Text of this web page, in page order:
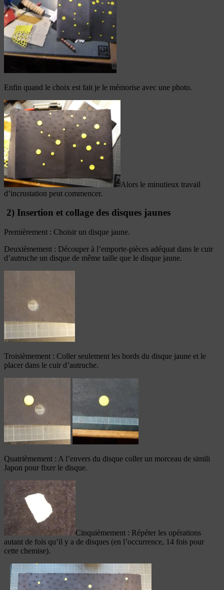
Enfin quand le choix est fait je le mémorise avec une photo.
Alors le minutieux travail
d’incrustation peut commencer.
2) Insertion et collage des disques jaunes
Premièrement : Choisir un disque jaune.
Deuxièmement : Découper à l’emporte-pièces adéquat dans le cuir
d’autruche un disque de même taille que le disque jaune.
Troisièmement : Coller seulement les bords du disque jaune et le
placer dans le cuir d’autruche.
Quatrièmement : A l’envers du disque coller un morceau de simili
Japon pour fixer le disque.
Cinquièmement : Répéter les opérations
autant de fois qu’il y a de disques (en l’occurrence, 14 fois pour
cette chemise).